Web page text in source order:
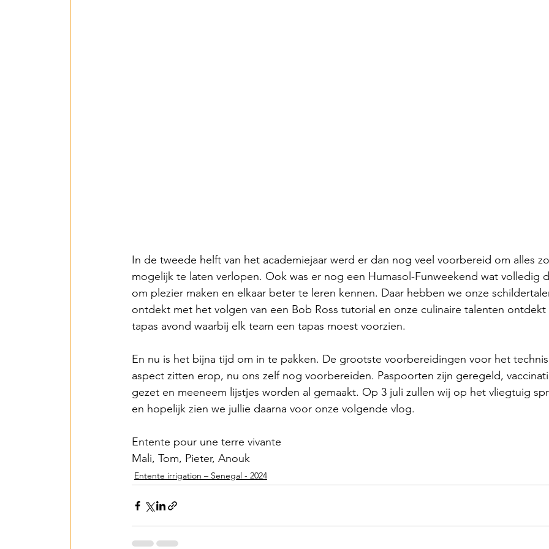
In de tweede helft van het academiejaar werd er dan nog veel voorbereid om alles
mogelijk te laten verlopen. Ook was er nog een Humasol-Funweekend wat volledig
om plezier maken en elkaar beter te leren kennen. Daar hebben we onze
ontdekt met het volgen van een Bob Ross tutorial en onze culinaire talenten
tapas avond waarbij elk team een tapas moest voorzien.
En nu is het bijna tijd om in te pakken. De grootste voorbereidingen voor het
aspect zitten erop, nu ons zelf nog voorbereiden. Paspoorten zijn geregeld,
gezet en meeneem lijstjes worden al gemaakt. Op 3 juli zullen wij op het vliegtuig
en hopelijk zien we jullie daarna voor onze volgende vlog.
Entente pour une terre vivante
Mali, Tom, Pieter, Anouk
Entente irrigation – Senegal - 2024